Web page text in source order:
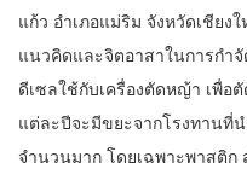
แก้ว อำเภอแม่ริม จังหวัดเชียง
แนวคิดและจิตอาสาในการกำ
ดีเซลใช้กับเครื่องตัดหญ้า เพื่
แต่ละปีจะมีขยะจากโรงทานที่
จำนวนมาก โดยเฉพาะพาสติก